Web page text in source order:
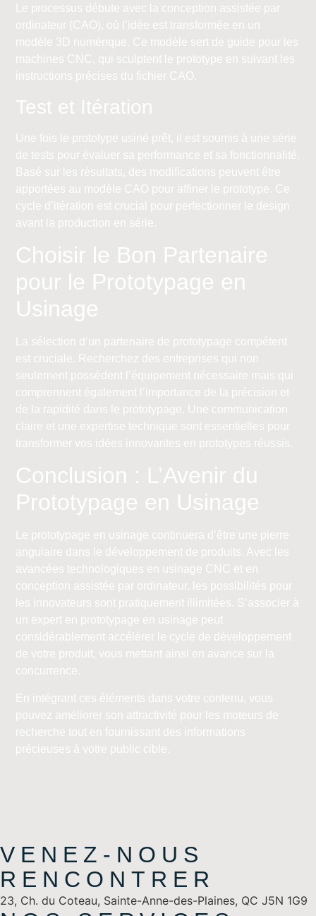
Le processus débute avec la conception assistée par
ordinateur (CAO), où l’idée est transformée en un
modèle 3D numérique. Ce modèle sert de guide pour les
machines CNC, qui sculptent le prototype en suivant les
instructions précises du fichier CAO.
Test et Itération
Une fois le prototype usiné prêt, il est soumis à une série
de tests pour évaluer sa performance et sa fonctionnalité.
Basé sur les résultats, des modifications peuvent être
apportées au modèle CAO pour affiner le prototype. Ce
cycle d’itération est crucial pour perfectionner le design
avant la production en série.
Choisir le Bon Partenaire
pour le Prototypage en
Usinage
La sélection d’un partenaire de prototypage compétent
est cruciale. Recherchez des entreprises qui non
seulement possèdent l’équipement nécessaire mais qui
comprennent également l’importance de la précision et
de la rapidité dans le prototypage. Une communication
claire et une expertise technique sont essentielles pour
transformer vos idées innovantes en prototypes réussis.
Conclusion : L’Avenir du
Prototypage en Usinage
Le prototypage en usinage continuera d’être une pierre
angulaire dans le développement de produits. Avec les
avancées technologiques en usinage CNC et en
conception assistée par ordinateur, les possibilités pour
les innovateurs sont pratiquement illimitées. S’associer à
un expert en prototypage en usinage peut
considérablement accélérer le cycle de développement
de votre produit, vous mettant ainsi en avance sur la
concurrence.
En intégrant ces éléments dans votre contenu, vous
pouvez améliorer son attractivité pour les moteurs de
recherche tout en fournissant des informations
précieuses à votre public cible.
VENEZ-NOUS
RENCONTRER
23, Ch. du Coteau, Sainte-Anne-des-Plaines, QC J5N 1G9